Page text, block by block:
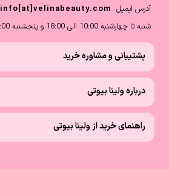
آدرس ایمیل info[at]velinabeauty.com
شنبه تا چهارشنبه 10:00 الی 18:00 و پنجشنبه 10:00 الی 14:00
پشتیبانی و مشاوره خرید
درباره ولینا بیوتی
راهنمای خرید از ولینا بیوتی